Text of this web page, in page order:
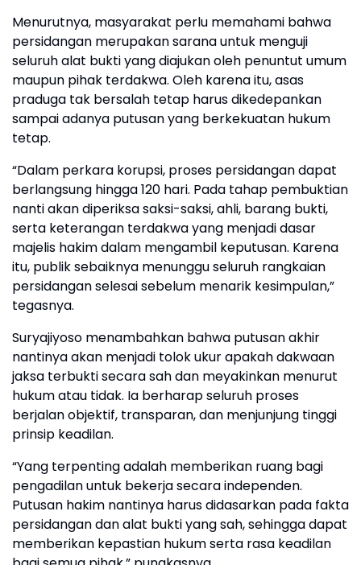
Menurutnya, masyarakat perlu memahami bahwa
persidangan merupakan sarana untuk menguji
seluruh alat bukti yang diajukan oleh penuntut umum
maupun pihak terdakwa. Oleh karena itu, asas
praduga tak bersalah tetap harus dikedepankan
sampai adanya putusan yang berkekuatan hukum
tetap.
“Dalam perkara korupsi, proses persidangan dapat
berlangsung hingga 120 hari. Pada tahap pembuktian
nanti akan diperiksa saksi-saksi, ahli, barang bukti,
serta keterangan terdakwa yang menjadi dasar
majelis hakim dalam mengambil keputusan. Karena
itu, publik sebaiknya menunggu seluruh rangkaian
persidangan selesai sebelum menarik kesimpulan,”
tegasnya.
Suryajiyoso menambahkan bahwa putusan akhir
nantinya akan menjadi tolok ukur apakah dakwaan
jaksa terbukti secara sah dan meyakinkan menurut
hukum atau tidak. Ia berharap seluruh proses
berjalan objektif, transparan, dan menjunjung tinggi
prinsip keadilan.
“Yang terpenting adalah memberikan ruang bagi
pengadilan untuk bekerja secara independen.
Putusan hakim nantinya harus didasarkan pada fakta
persidangan dan alat bukti yang sah, sehingga dapat
memberikan kepastian hukum serta rasa keadilan